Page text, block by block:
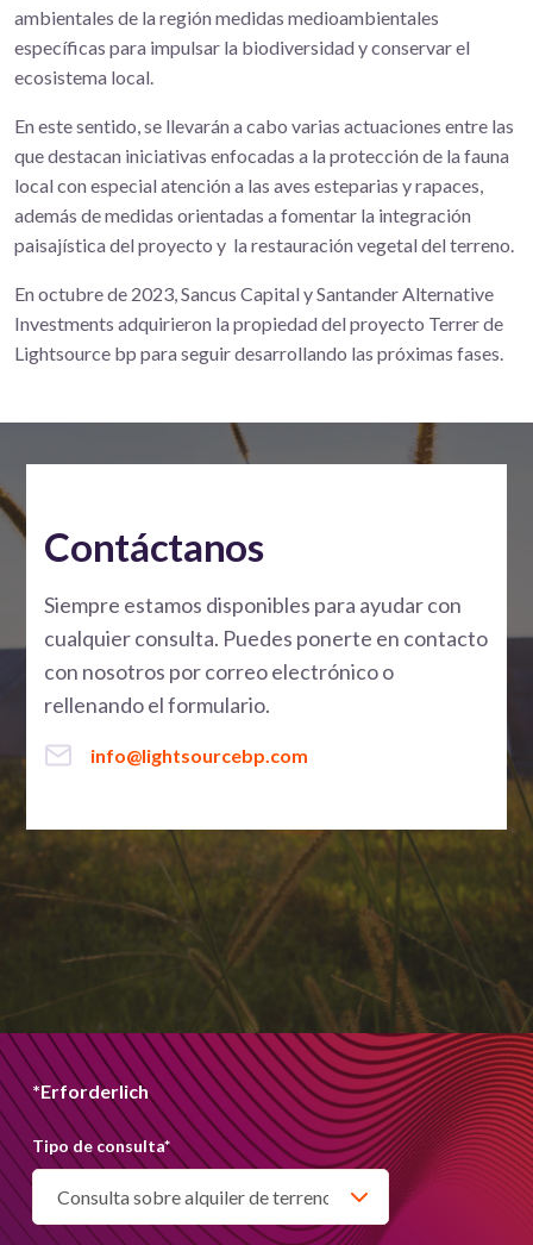
ambientales de la región medidas medioambientales
específicas para impulsar la biodiversidad y conservar el
ecosistema local.
En este sentido, se llevarán a cabo varias actuaciones entre las
que destacan iniciativas enfocadas a la protección de la fauna
local con especial atención a las aves esteparias y rapaces,
además de medidas orientadas a fomentar la integración
paisajística del proyecto y la restauración vegetal del terreno.
En octubre de 2023, Sancus Capital y Santander Alternative
Investments adquirieron la propiedad del proyecto Terrer de
Lightsource bp para seguir desarrollando las próximas fases.
Contáctanos
Siempre estamos disponibles para ayudar con
cualquier consulta. Puedes ponerte en contacto
con nosotros por correo electrónico o
rellenando el formulario.
info@lightsourcebp.com
*Erforderlich
Tipo de consulta*